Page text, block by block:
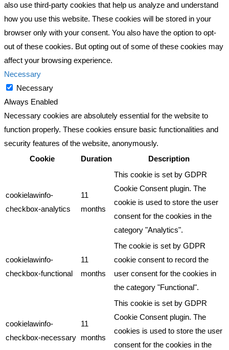
also use third-party cookies that help us analyze and understand
how you use this website. These cookies will be stored in your
browser only with your consent. You also have the option to opt-
out of these cookies. But opting out of some of these cookies may
affect your browsing experience.
Necessary
Necessary
Always Enabled
Necessary cookies are absolutely essential for the website to
function properly. These cookies ensure basic functionalities and
security features of the website, anonymously.
Cookie
Duration Description
cookielawinfo-
checkbox-analytics
11
months
This cookie is set by GDPR
Cookie Consent plugin. The
cookie is used to store the user
consent for the cookies in the
category "Analytics".
cookielawinfo-
checkbox-functional
11
months
The cookie is set by GDPR
cookie consent to record the
user consent for the cookies in
the category "Functional".
cookielawinfo-
checkbox-necessary
11
months
This cookie is set by GDPR
Cookie Consent plugin. The
cookies is used to store the user
consent for the cookies in the